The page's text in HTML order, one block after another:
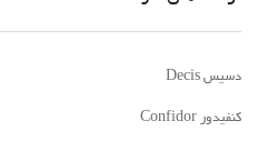
دسیس Decis
کنفیدور Confidor